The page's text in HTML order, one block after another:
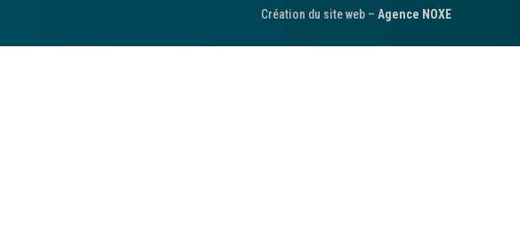
Création du site web – Agence NOXE